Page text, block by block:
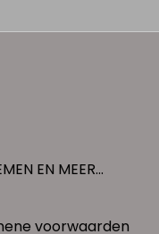
EN MEER...
voorwaarden